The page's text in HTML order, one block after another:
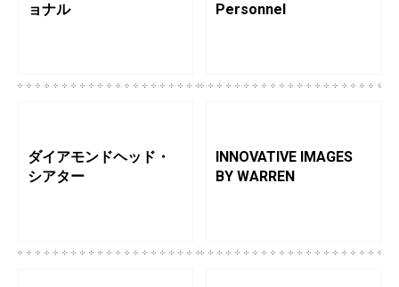
ョナル
Personnel
ダイアモンドヘッド・
シアター
INNOVATIVE IMAGES
BY WARREN